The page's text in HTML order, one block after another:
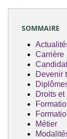
SOMMAIRE
Carrière
Devenir
Droits
Métier